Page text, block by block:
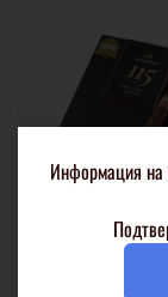
La Aurora 115th
Информация на